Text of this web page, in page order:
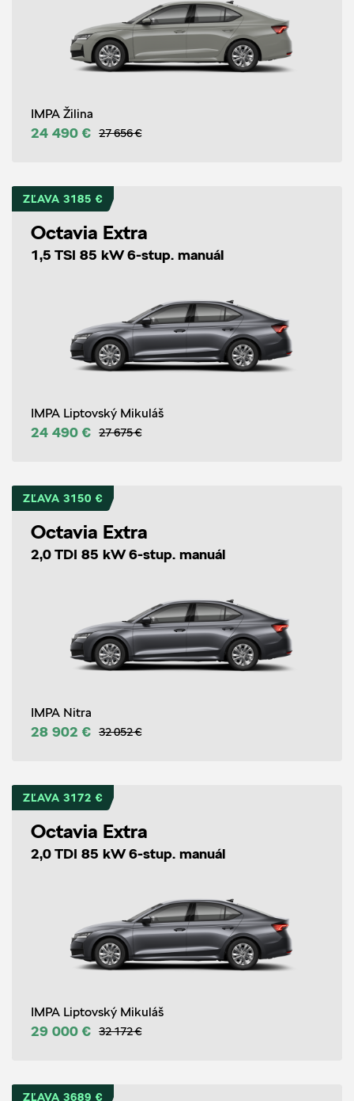
IMPA Žilina
24 490 € 27 656 €
ZĽAVA 3185 €
Octavia Extra
1,5 TSI 85 kW 6-stup. manuál
IMPA Liptovský Mikuláš
24 490 € 27 675 €
ZĽAVA 3150 €
Octavia Extra
2,0 TDI 85 kW 6-stup. manuál
IMPA Nitra
28 902 € 32 052 €
ZĽAVA 3172 €
Octavia Extra
2,0 TDI 85 kW 6-stup. manuál
IMPA Liptovský Mikuláš
29 000 € 32 172 €
ZĽAVA 3689 €